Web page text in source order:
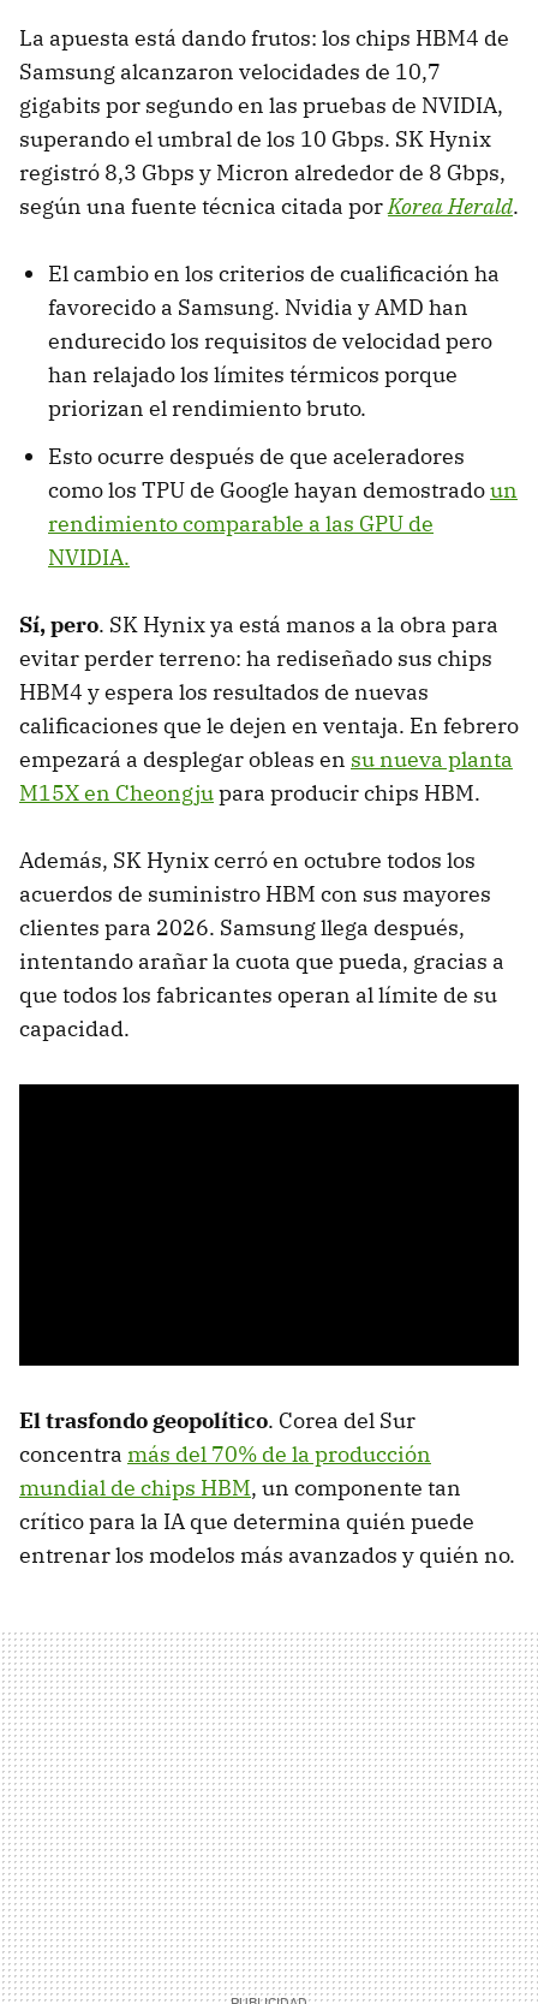
La apuesta está dando frutos: los chips HBM4 de
Samsung alcanzaron velocidades de 10,7
gigabits por segundo en las pruebas de NVIDIA,
superando el umbral de los 10 Gbps. SK Hynix
registró 8,3 Gbps y Micron alrededor de 8 Gbps,
según una fuente técnica citada porKorea Herald.
El cambio en los criterios de cualificación ha
favorecido a Samsung. Nvidia y AMD han
endurecido los requisitos de velocidad pero
han relajado los límites térmicos porque
priorizan el rendimiento bruto.
Esto ocurre después de que aceleradores
como los TPU de Google hayan demostradoun
rendimiento comparable a las GPU de
NVIDIA.
Sí, pero. SK Hynix ya está manos a la obra para
evitar perder terreno: ha rediseñado sus chips
HBM4 y espera los resultados de nuevas
calificaciones que le dejen en ventaja. En febrero
empezará a desplegar obleas en su nueva planta
M15X en Cheongjupara producir chips HBM.
Además, SK Hynix cerró en octubre todos los
acuerdos de suministro HBM con sus mayores
clientes para 2026. Samsung llega después,
intentando arañar la cuota que pueda, gracias a
que todos los fabricantes operan al límite de su
capacidad.
El trasfondo geopolítico. Corea del Sur
concentra más del 70% de la producción
mundial de chips HBM, un componente tan
crítico para la IA que determina quién puede
entrenar los modelos más avanzados y quién no.